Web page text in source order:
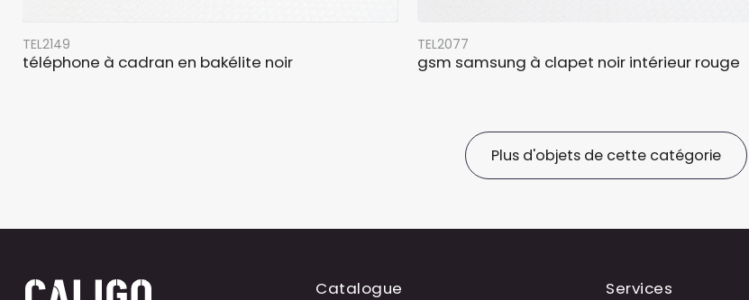
TEL2149
téléphone à cadran en bakélite noir
TEL2077
gsm samsung à clapet noir intérieur rouge
Plus d'objets de cette catégorie
Catalogue Services